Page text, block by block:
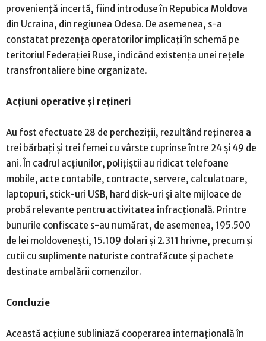
proveniență incertă, fiind introduse în Repubica Moldova
din Ucraina, din regiunea Odesa. De asemenea, s-a
constatat prezența operatorilor implicați în schemă pe
teritoriul Federației Ruse, indicând existența unei rețele
transfrontaliere bine organizate.
Acțiuni operative și rețineri
Au fost efectuate 28 de percheziții, rezultând reținerea a
trei bărbați și trei femei cu vârste cuprinse între 24 și 49 de
ani. În cadrul acțiunilor, polițiștii au ridicat telefoane
mobile, acte contabile, contracte, servere, calculatoare,
laptopuri, stick-uri USB, hard disk-uri și alte mijloace de
probă relevante pentru activitatea infracțională. Printre
bunurile confiscate s-au numărat, de asemenea, 195.500
de lei moldovenești, 15.109 dolari și 2.311 hrivne, precum și
cutii cu suplimente naturiste contrafăcute și pachete
destinate ambalării comenzilor.
Concluzie
Această acțiune subliniază cooperarea internațională în